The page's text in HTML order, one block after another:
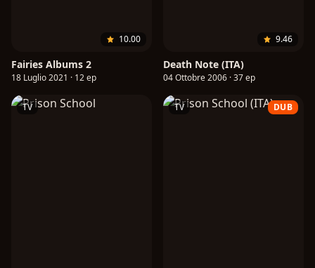
10.00
Fairies Albums 2
18 Luglio 2021 · 12 ep
9.46
Death Note (ITA)
04 Ottobre 2006 · 37 ep
TV TV DUB